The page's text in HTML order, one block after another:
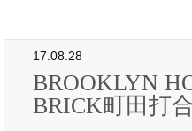
17.08.28
BROOKLYN
BRICK町田打